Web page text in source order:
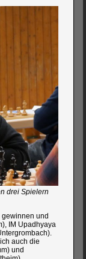
drei Spielern
und
IM Upadhyaya
auch die
und